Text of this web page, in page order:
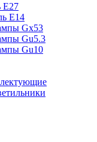
Е27
Е14
Gx53
Gu5.3
Gu10